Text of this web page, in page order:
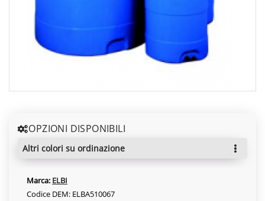
OPZIONI DISPONIBILI
altri colori su ordinazione
Marca: ELBI
Codice DEM: ELBA510067